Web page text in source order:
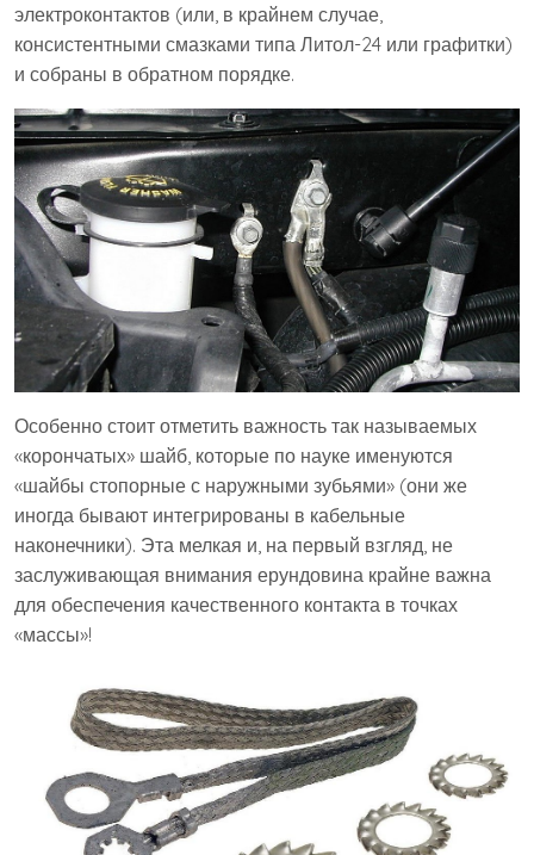
электроконтактов (или, в крайнем случае,
консистентными смазками типа Литол-24 или графитки)
и собраны в обратном порядке.
Особенно стоит отметить важность так называемых
«корончатых» шайб, которые по науке именуются
«шайбы стопорные с наружными зубьями» (они же
иногда бывают интегрированы в кабельные
наконечники). Эта мелкая и, на первый взгляд, не
заслуживающая внимания ерундовина крайне важна
для обеспечения качественного контакта в точках
«массы»!